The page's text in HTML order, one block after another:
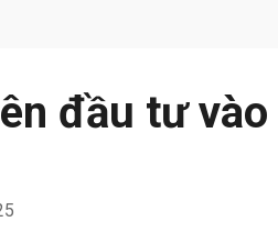
đầu tư